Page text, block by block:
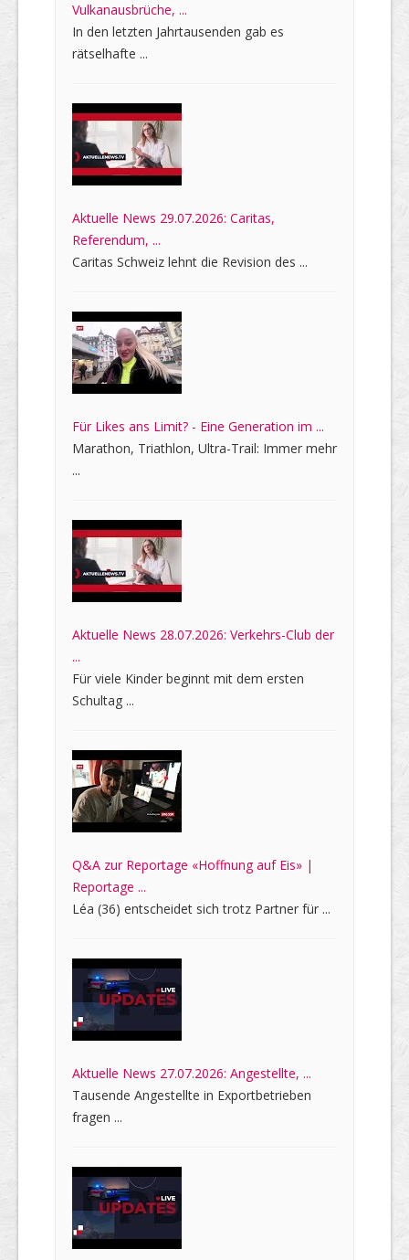
Vulkanausbrüche, ...
In den letzten Jahrtausenden gab es
rätselhafte ...
Aktuelle News 29.07.2026: Caritas,
Referendum, ...
Caritas Schweiz lehnt die Revision des ...
Für Likes ans Limit? - Eine Generation im ...
Marathon, Triathlon, Ultra-Trail: Immer mehr
...
Aktuelle News 28.07.2026: Verkehrs-Club der
...
Für viele Kinder beginnt mit dem ersten
Schultag ...
Q&A zur Reportage «Hoffnung auf Eis» |
Reportage ...
Léa (36) entscheidet sich trotz Partner für ...
Aktuelle News 27.07.2026: Angestellte, ...
Tausende Angestellte in Exportbetrieben
fragen ...